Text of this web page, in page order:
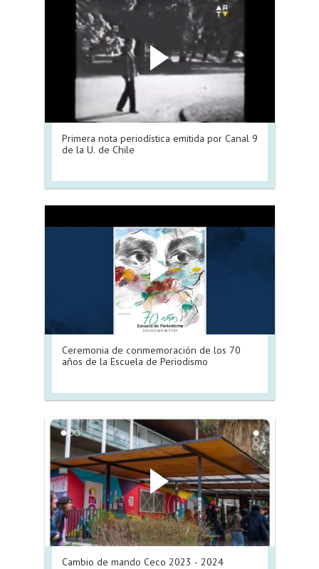
Primera nota periodística emitida por Canal 9
de la U. de Chile
Ceremonia de conmemoración de los 70
años de la Escuela de Periodismo
Cambio de mando Ceco 2023 - 2024